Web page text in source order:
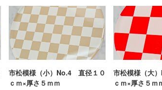
市松模様（小）No.4 直径１０
ｃｍ×厚さ５ｍｍ
市松模様（大
ｃｍ×厚さ５ｍ